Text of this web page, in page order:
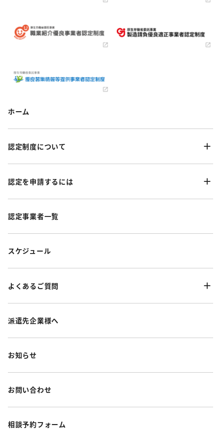
ホーム
認定制度について
認定を申請するには
認定事業者一覧
スケジュール
よくあるご質問
派遣先企業様へ
お知らせ
お問い合わせ
相談予約フォーム